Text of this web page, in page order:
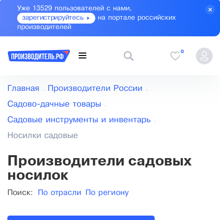
Уже 13529 пользователей с нами,
зарегистрируйтесь
на портале российских
производителей
0
Главная Производители России
Садово-дачные товары
Садовые инструменты и инвентарь
Носилки садовые
Производители садовых
носилок
Поиск: По отрасли По региону